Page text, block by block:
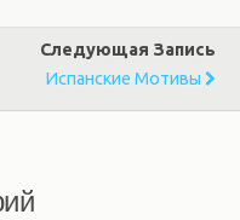
Следующая Запись
Испанские Мотивы